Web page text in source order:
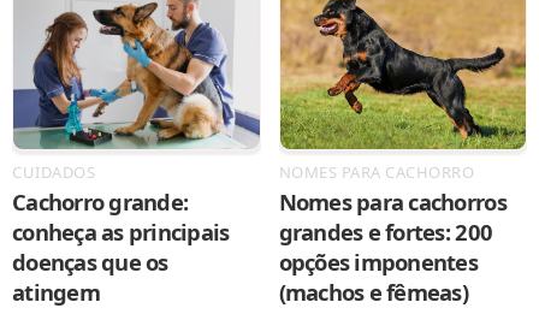
CUIDADOS
Cachorro grande:
conheça as principais
doenças que os
atingem
NOMES PARA CACHORRO
Nomes para cachorros
grandes e fortes: 200
opções imponentes
(machos e fêmeas)